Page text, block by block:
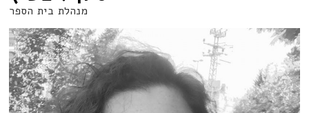
מנהלת בית הספר